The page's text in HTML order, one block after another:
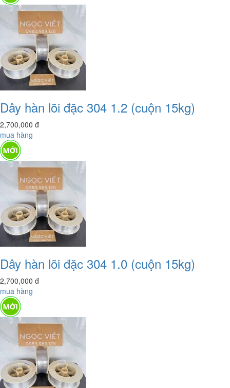
Dây hàn lõi đặc 304 1.2 (cuộn 15kg)
2,700,000 đ
mua hàng
Dây hàn lõi đặc 304 1.0 (cuộn 15kg)
2,700,000 đ
mua hàng